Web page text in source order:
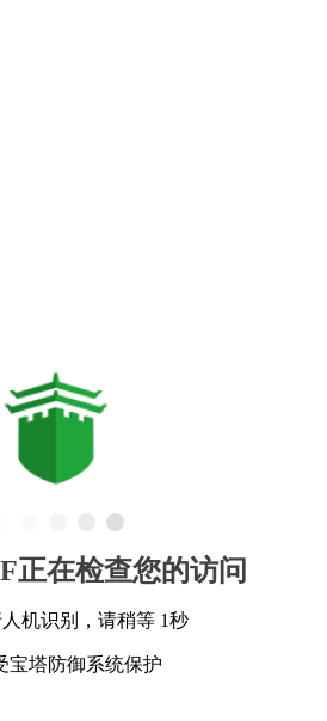
正在检查您的访问
机识别，请稍等 1秒
宝塔防御系统保护